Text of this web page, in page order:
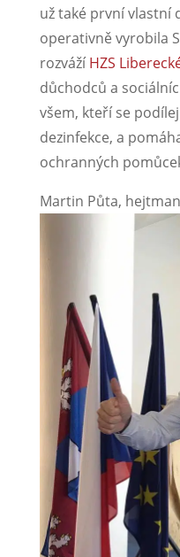
už také první vlastní
operativně vyrobila
rozvážíHZS
důchodců a
všem, kteří se
dezinfekce, a
ochranných
Martin Půta,